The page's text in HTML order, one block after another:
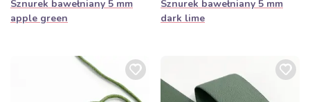
Sznurek bawełniany 5 mm
apple green
Sznurek bawełniany 5 mm
dark lime